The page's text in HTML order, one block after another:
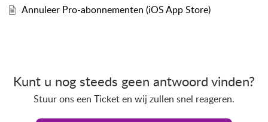
Annuleer Pro-abonnementen (iOS App Store)
Kunt u nog steeds geen antwoord vinden?
Stuur ons een Ticket en wij zullen snel reageren.